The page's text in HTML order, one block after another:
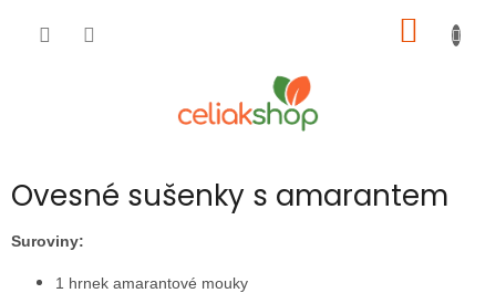
KOŠÍK
Ovesné sušenky s amarantem
Suroviny:
1 hrnek amarantové mouky